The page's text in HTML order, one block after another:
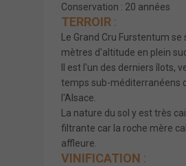
Conservation : 20 années
TERROIR :
Le Grand Cru Furstentum se
mètres d'altitude en plein
Il est l'un des derniers îlots,
temps sub-méditerranéens
l'Alsace.
La nature du sol y est très
filtrante car la roche mère
affleure.
VINIFICATION :